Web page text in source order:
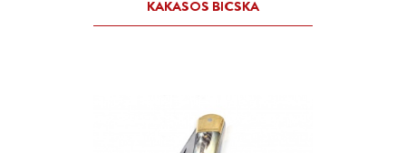
NAPKORONGOS PÁROS
(OLDALVILLÁS) BICSKA